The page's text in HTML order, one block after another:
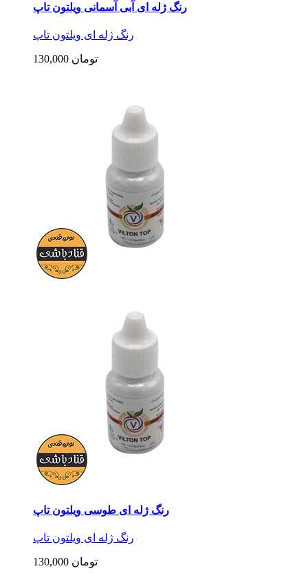
رنگ ژله ای آبی آسمانی ویلتون تاپ
رنگ ژله ای ویلتون تاپ
130,000 تومان
رنگ ژله ای طوسی ویلتون تاپ
رنگ ژله ای ویلتون تاپ
130,000 تومان